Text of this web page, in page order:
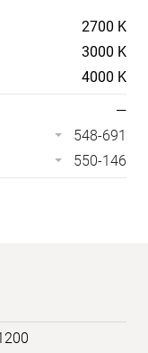
2700 K
3000 K
4000 K
—
548-691
550-146